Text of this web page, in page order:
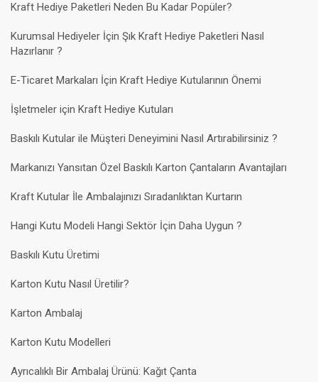
Kraft Hediye Paketleri Neden Bu Kadar Popüler?
Kurumsal Hediyeler İçin Şık Kraft Hediye Paketleri Nasıl
Hazırlanır ?
E-Ticaret Markaları İçin Kraft Hediye Kutularının Önemi
İşletmeler için Kraft Hediye Kutuları
Baskılı Kutular ile Müşteri Deneyimini Nasıl Artırabilirsiniz ?
Markanızı Yansıtan Özel Baskılı Karton Çantaların Avantajları
Kraft Kutular İle Ambalajınızı Sıradanlıktan Kurtarın
Hangi Kutu Modeli Hangi Sektör İçin Daha Uygun ?
Baskılı Kutu Üretimi
Karton Kutu Nasıl Üretilir?
Karton Ambalaj
Karton Kutu Modelleri
Ayrıcalıklı Bir Ambalaj Ürünü: Kağıt Çanta